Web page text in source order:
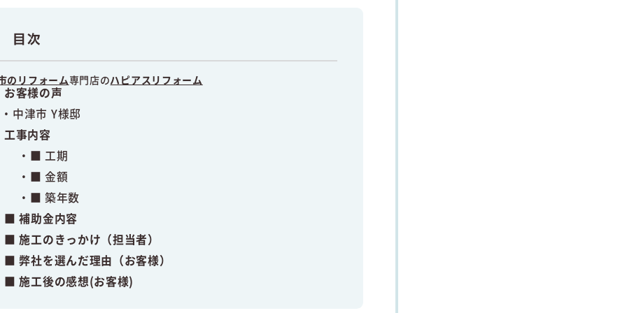
目次
のリフォーム専門店のハピアスリフォーム
お客様の声
中津市 Y様邸
工事内容
■ 工期
■ 金額
■ 築年数
■ 補助金内容
■ 施工のきっかけ（担当者）
■ 弊社を選んだ理由（お客様）
■ 施工後の感想(お客様)